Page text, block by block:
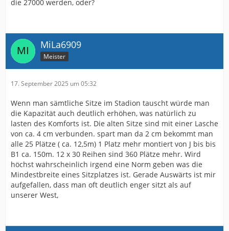
die 27000 werden, oder?
MiLa6909
Meister
17. September 2025 um 05:32
Wenn man sämtliche Sitze im Stadion tauscht würde man
die Kapazität auch deutlich erhöhen, was natürlich zu
lasten des Komforts ist. Die alten Sitze sind mit einer Lasche
von ca. 4 cm verbunden. spart man da 2 cm bekommt man
alle 25 Plätze ( ca. 12,5m) 1 Platz mehr montiert von J bis bis
B1 ca. 150m. 12 x 30 Reihen sind 360 Plätze mehr. Wird
höchst wahrscheinlich irgend eine Norm geben was die
Mindestbreite eines Sitzplatzes ist. Gerade Auswärts ist mir
aufgefallen, dass man oft deutlich enger sitzt als auf
unserer West,